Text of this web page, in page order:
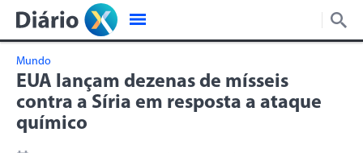
Mundo
EUA lançam dezenas de mísseis
contra a Síria em resposta a ataque
químico